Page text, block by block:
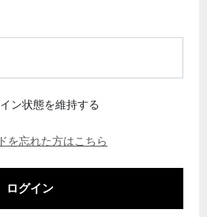
ン状態を維持する
を忘れた方はこちら
ログイン